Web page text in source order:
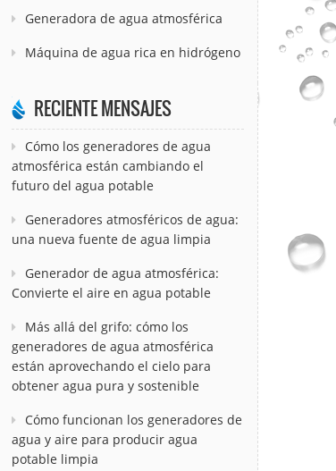
Generadora de agua atmosférica
Máquina de agua rica en hidrógeno
RECIENTE MENSAJES
Cómo los generadores de agua
atmosférica están cambiando el
futuro del agua potable
Generadores atmosféricos de agua:
una nueva fuente de agua limpia
Generador de agua atmosférica:
Convierte el aire en agua potable
Más allá del grifo: cómo los
generadores de agua atmosférica
están aprovechando el cielo para
obtener agua pura y sostenible
Cómo funcionan los generadores de
agua y aire para producir agua
potable limpia